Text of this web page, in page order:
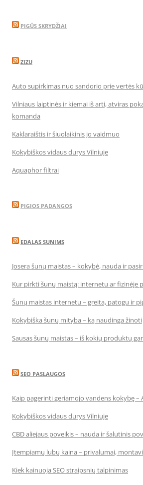
PIGŪS SKRYDŽIAI
ZIZU
Auto supirkimas nuo sandorio prie vertės
Vilniaus laiptinės ir kiemai iš arti, atviras
komanda
Kaklaraištis ir šiuolaikinis jo vaidmuo
Kokybiškos vidaus durys Vilniuje
Aquaphor filtrai
PIGIOS PADANGOS
EDALAS SUNIMS
Josera šunų maistas – kokybė, nauda ir
Kur pirkti šunų maistą: internetu ar fizinėje
Šunų maistas internetu – greita, patogu ir
Kokybiška šunų mityba – ką naudinga žinoti
Sausas šunų maistas – iš kokių produktų
SEO PASLAUGOS
Kaip pagerinti geriamojo vandens kokybę –
Kokybiškos vidaus durys Vilniuje
CBD aliejaus poveikis – nauda ir šalutinis
Įtempiamų lubų kaina – privalumai,
Kiek kainuoja SEO straipsnių talpinimas